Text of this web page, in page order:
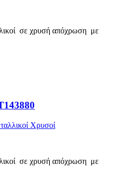
σε χρυσή απόχρωση με
Χρυσοί
σε χρυσή απόχρωση με